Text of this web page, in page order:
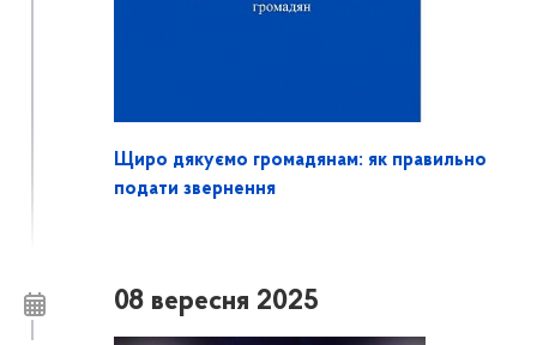
Щиро дякуємо громадянам: як правильно
подати звернення
08 вересня 2025